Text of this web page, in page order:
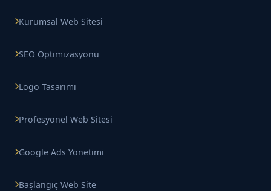
Kurumsal Web Sitesi
SEO Optimizasyonu
Logo Tasarımı
Profesyonel Web Sitesi
Google Ads Yönetimi
Başlangıç Web Site